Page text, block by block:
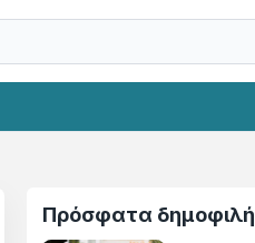
Πρόσφατα δημοφιλή